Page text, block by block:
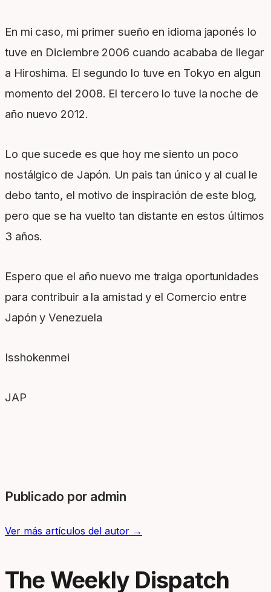
En mi caso, mi primer sueño en idioma japonés lo
tuve en Diciembre 2006 cuando acababa de llegar
a Hiroshima. El segundo lo tuve en Tokyo en algun
momento del 2008. El tercero lo tuve la noche de
año nuevo 2012.
Lo que sucede es que hoy me siento un poco
nostálgico de Japón. Un pais tan único y al cual le
debo tanto, el motivo de inspiración de este blog,
pero que se ha vuelto tan distante en estos últimos
3 años.
Espero que el año nuevo me traiga oportunidades
para contribuir a la amistad y el Comercio entre
Japón y Venezuela
Isshokenmei
JAP
Publicado por admin
Ver más artículos del autor →
The Weekly Dispatch